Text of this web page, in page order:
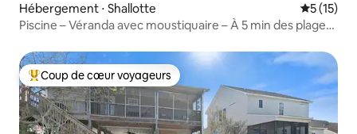
Hébergement ⋅ Shallotte
5 (15)
Piscine – Véranda avec moustiquaire – À 5 min des plages,
Coups de cœur voyageurs les plus appréciés
Coup de cœur voyageurs